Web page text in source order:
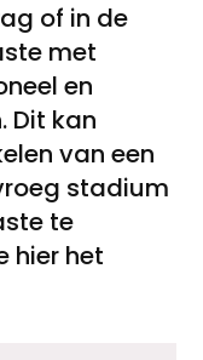
of in de
met
en
Dit kan
van een
stadium
te
hier het